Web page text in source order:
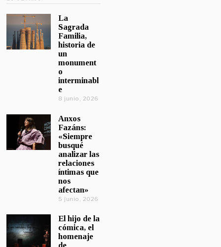
La
Sagrada
Familia,
historia de
un
monument
o
interminabl
e
8 junio, 2026
Anxos
Fazáns:
«Siempre
busqué
analizar las
relaciones
íntimas que
nos
afectan»
5 junio, 2026
El hijo de la
cómica, el
homenaje